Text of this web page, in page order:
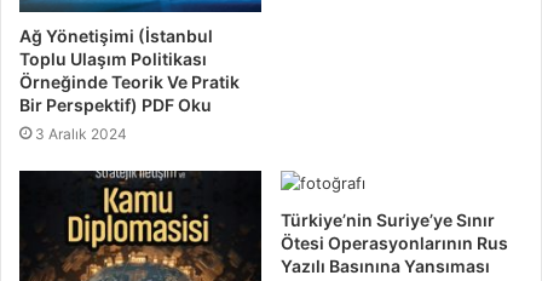
Ağ Yönetişimi (İstanbul
Toplu Ulaşım Politikası
Örneğinde Teorik Ve Pratik
Bir Perspektif) PDF Oku
3 Aralık 2024
Türkiye’nin Suriye’ye Sınır
Ötesi Operasyonlarının Rus
Yazılı Basınına Yansıması